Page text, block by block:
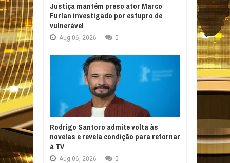
Justiça mantém preso ator Marco
Furlan investigado por estupro de
vulnerável
Aug 06, 2026 - 0
Rodrigo Santoro admite volta às
novelas e revela condição para retornar
à TV
Aug 06, 2026 - 0